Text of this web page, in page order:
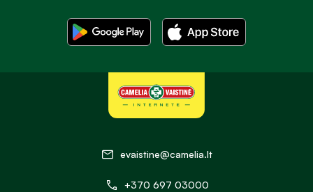
evaistine@camelia.lt
+370 697 03000